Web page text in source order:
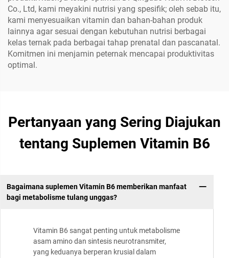
Co., Ltd, kami meyakini nutrisi yang spesifik; oleh sebab itu,
kami menyesuaikan vitamin dan bahan-bahan produk
lainnya agar sesuai dengan kebutuhan nutrisi berbagai
kelas ternak pada berbagai tahap prenatal dan pascanatal.
Komitmen ini menjamin peternak mencapai produktivitas
optimal.
Pertanyaan yang Sering Diajukan
tentang Suplemen Vitamin B6
Bagaimana suplemen Vitamin B6 memberikan manfaat
bagi metabolisme tulang unggas?
Vitamin B6 sangat penting untuk metabolisme
asam amino dan sintesis neurotransmiter,
yang keduanya berperan krusial dalam